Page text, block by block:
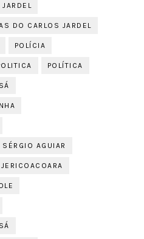
DO CARLOS JARDEL
POLÍCIA
POLÍTICA
AGUIAR